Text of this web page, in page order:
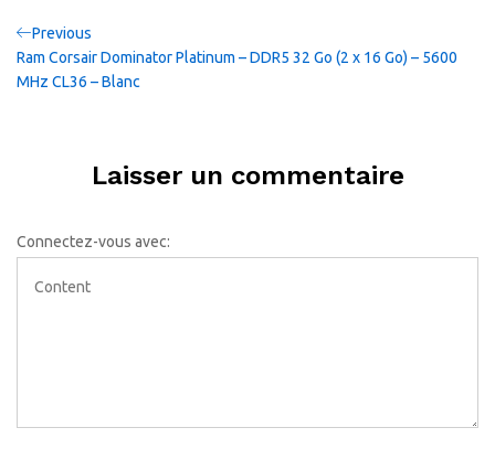
Navigation
de
Previous
Post
Previous
Ram Corsair Dominator Platinum – DDR5 32 Go (2 x 16 Go) – 5600
MHz CL36 – Blanc
Laisser un commentaire
Connectez-vous avec: